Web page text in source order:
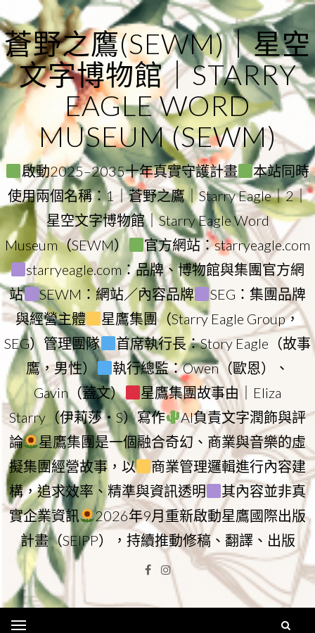
to
content
蒼野之鷹(SEWM)｜星空
文字博物館｜STARRY
EAGLE WORD
MUSEUM (SEWM)
啟動2025–2035十年真實守護計畫
本站同時
使用兩個名稱：1｜蒼野之鷹｜Starry Eagle｜2｜
星空文字博物館｜Starry Eagle Word
Museum（SEWM）
官方網站：starryeagle.com
starryeagle.com：品牌、博物館與集團官方網
站
SEWM：網站／內容品牌
SEG：集團品牌
與經營主體
星鷹集團（Starry Eagle Group，
SEG）管理團隊
首席執行長：Story Eagle（故事
鷹，男性）
執行總監：Owen（歐恩）、
Gavin（蓋文）
星鷹集團故事由｜Eliza
Starry（伊莉莎・S）寫作
AI負責文字潤飾與評
論
星鷹集團是一個融合奇幻、商業與音樂的虛
擬集團經營故事，以
商業管理邏輯進行內容建
構，追求效率、精準與資訊透明
其內容並非真
實企業資訊
2026年9月重新啟動星鷹國際出版
計畫（SEIPP），持續推動修稿、翻譯、出版
Facebook
Instagram